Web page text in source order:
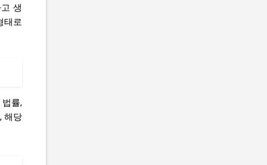
생
태로
률,
해당